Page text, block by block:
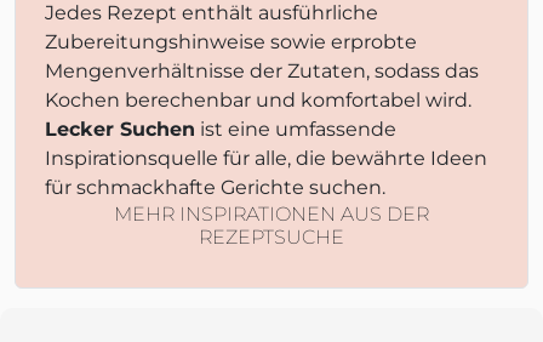
Jedes Rezept enthält ausführliche
Zubereitungshinweise sowie erprobte
Mengenverhältnisse der Zutaten, sodass das
Kochen berechenbar und komfortabel wird.
Lecker Suchen ist eine umfassende
Inspirationsquelle für alle, die bewährte Ideen
für schmackhafte Gerichte suchen.
MEHR INSPIRATIONEN AUS DER
REZEPTSUCHE